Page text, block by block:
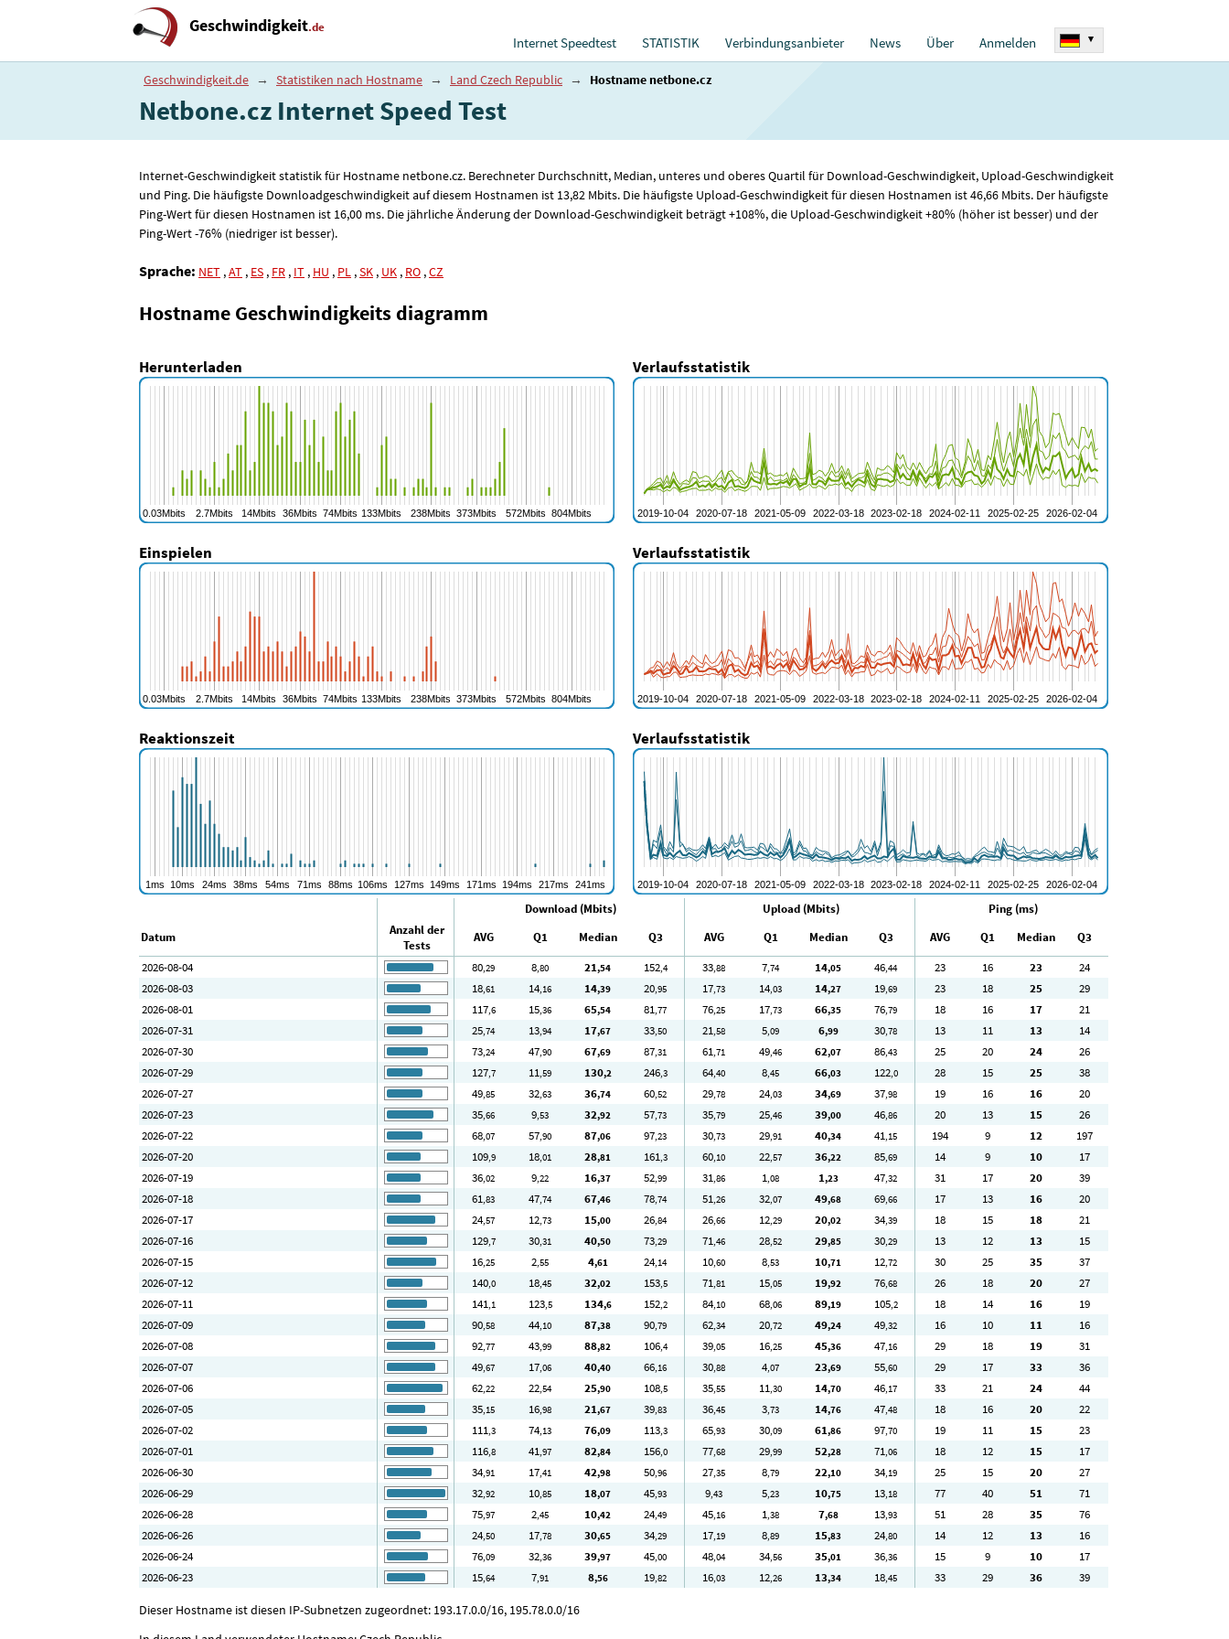
Geschwindigkeit.de
Internet Speedtest STATISTIK Verbindungsanbieter News Über Anmelden ▾
Geschwindigkeit.de → Statistiken nach Hostname → Land Czech Republic → Hostname netbone.cz
Netbone.cz Internet Speed ​​Test
Internet-Geschwindigkeit statistik für Hostname netbone.cz. Berechneter Durchschnitt, Median, unteres und oberes Quartil für Download-Geschwindigkeit, Upload-Geschwindigkeit
und Ping. Die häufigste Downloadgeschwindigkeit auf diesem Hostnamen ist 13,82 Mbits. Die häufigste Upload-Geschwindigkeit für diesen Hostnamen ist 46,66 Mbits. Der häufigste
Ping-Wert für diesen Hostnamen ist 16,00 ms. Die jährliche Änderung der Download-Geschwindigkeit beträgt +108%, die Upload-Geschwindigkeit +80% (höher ist besser) und der
Ping-Wert -76% (niedriger ist besser).
Sprache: NET ,AT , ES , FR , IT , HU , PL ,SK , UK , RO ,CZ
Hostname Geschwindigkeits diagramm
Herunterladen Verlaufsstatistik
Einspielen Verlaufsstatistik
Reaktionszeit Verlaufsstatistik
Download (Mbits) Upload (Mbits)
Ping (ms)
Datum
Anzahl der
Tests
AVG Q1 Median Q3 AVG Q1 Median Q3 AVG Q1 Median
Q3
2026-08-04
80,29 8,80 21,54 152,4 33,88 7,74 14,05 46,44 23 16 23
24
2026-08-03
18,61 14,16 14,39 20,95 17,73 14,03 14,27 19,69 23 18 25
29
2026-08-01
117,6 15,36 65,54 81,77 76,25 17,73 66,35 76,79 18 16 17
21
2026-07-31
25,74 13,94 17,67 33,50 21,58 5,09 6,99 30,78 13 11 13
14
2026-07-30
73,24 47,90 67,69 87,31 61,71 49,46 62,07 86,43 25 20 24
26
2026-07-29
127,7 11,59 130,2 246,3 64,40 8,45 66,03 122,0 28 15 25
38
2026-07-27
49,85 32,63 36,74 60,52 29,78 24,03 34,69 37,98 19 16 16
20
2026-07-23
35,66 9,53 32,92 57,73 35,79 25,46 39,00 46,86 20 13 15
26
2026-07-22
68,07 57,90 87,06 97,23 30,73 29,91 40,34 41,15 194 9 12
197
2026-07-20
109,9 18,01 28,81 161,3 60,10 22,57 36,22 85,69 14 9 10
17
2026-07-19
36,02 9,22 16,37 52,99 31,86 1,08 1,23 47,32 31 17 20
39
2026-07-18
61,83 47,74 67,46 78,74 51,26 32,07 49,68 69,66 17 13 16
20
2026-07-17
24,57 12,73 15,00 26,84 26,66 12,29 20,02 34,39 18 15 18
21
2026-07-16
129,7 30,31 40,50 73,29 71,46 28,52 29,85 30,29 13 12 13
15
2026-07-15
16,25 2,55 4,61 24,14 10,60 8,53 10,71 12,72 30 25 35
37
2026-07-12
140,0 18,45 32,02 153,5 71,81 15,05 19,92 76,68 26 18 20
27
2026-07-11
141,1 123,5 134,6 152,2 84,10 68,06 89,19 105,2 18 14 16
19
2026-07-09
90,58 44,10 87,38 90,79 62,34 20,72 49,24 49,32 16 10 11
16
2026-07-08
92,77 43,99 88,82 106,4 39,05 16,25 45,36 47,16 29 18 19
31
2026-07-07
49,67 17,06 40,40 66,16 30,88 4,07 23,69 55,60 29 17 33
36
2026-07-06
62,22 22,54 25,90 108,5 35,55 11,30 14,70 46,17 33 21 24
44
2026-07-05
35,15 16,98 21,67 39,83 36,45 3,73 14,76 47,48 18 16 20
22
2026-07-02
111,3 74,13 76,09 113,3 65,93 30,09 61,86 97,70 19 11 15
23
2026-07-01
116,8 41,97 82,84 156,0 77,68 29,99 52,28 71,06 18 12 15
17
2026-06-30
34,91 17,41 42,98 50,96 27,35 8,79 22,10 34,19 25 15 20
27
2026-06-29
32,92 10,85 18,07 45,93 9,43 5,23 10,75 13,18 77 40 51
71
2026-06-28
75,97 2,45 10,42 24,49 45,16 1,38 7,68 13,93 51 28 35
76
2026-06-26
24,50 17,78 30,65 34,29 17,19 8,89 15,83 24,80 14 12 13
16
2026-06-24
76,09 32,36 39,97 45,00 48,04 34,56 35,01 36,36 15 9 10
17
2026-06-23
15,64 7,91 8,56 19,82 16,03 12,26 13,34 18,45 33 29 36 39
Dieser Hostname ist diesen IP-Subnetzen zugeordnet: 193.17.0.0/16, 195.78.0.0/16